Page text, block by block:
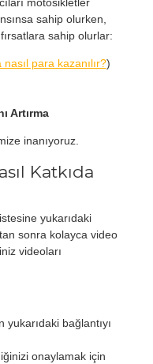
motosikletler
sahip olurken,
sahip olurlar:
para kazanılır?)
Artırma
inanıyoruz.
Katkıda
yukarıdaki
sonra kolayca video
videoları
bağlantıyı
onaylamak için